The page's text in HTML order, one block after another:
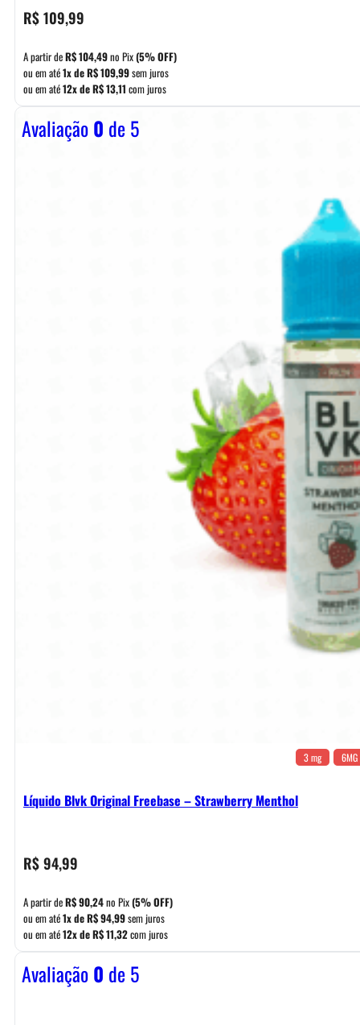
R$109,99
A partir deR$104,49no Pix(5% OFF)
ou em até1x deR$109,99sem juros
ou em até12x deR$13,11 com juros
Avaliação0 de 5
3 mg 6MG
Líquido Blvk Original Freebase – Strawberry Menthol
R$94,99
A partir deR$90,24no Pix(5% OFF)
ou em até1x deR$94,99sem juros
ou em até12x deR$11,32com juros
Avaliação0 de 5